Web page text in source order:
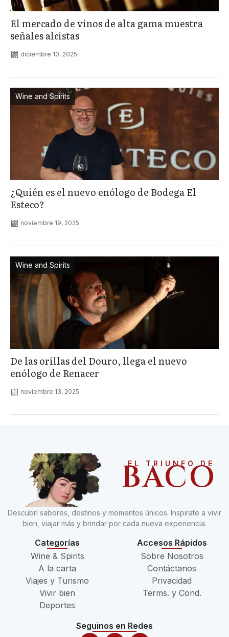
El mercado de vinos de alta gama muestra
señales alcistas
diciembre 10, 2025
Wine and Spirits
¿Quién es el nuevo enólogo de Bodega El
Esteco?
noviembre 19, 2025
Wine and Spirits
De las orillas del Douro, llega el nuevo
enólogo de Renacer
noviembre 13, 2025
EL TRIUNFO DE
BACO
Descubrí sabores, destinos y momentos únicos. Inspirate a vivir
bien, viajar más y brindar por cada nueva experiencia.
Categorías
Wine & Spirits
A la carta
Viajes y Turismo
Vivir bien
Deportes
Accesos Rápidos
Sobre Nosotros
Contáctanos
Privacidad
Terms. y Cond.
Seguinos en Redes